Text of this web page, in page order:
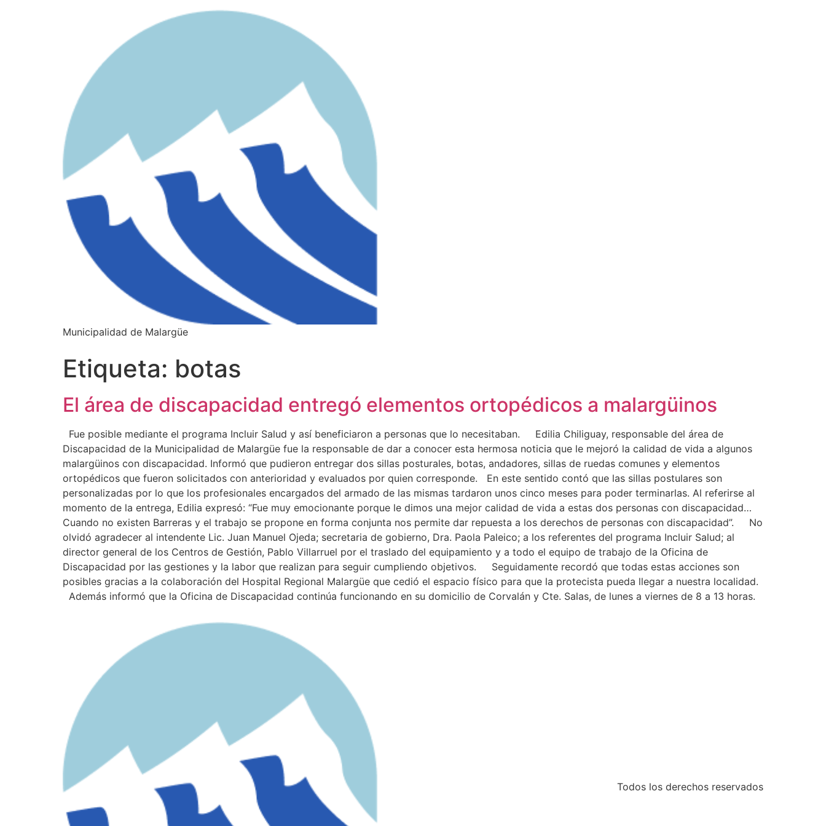
Municipalidad de Malargüe
Etiqueta: botas
El área de discapacidad entregó elementos ortopédicos a malargüinos
Fue posible mediante el programa Incluir Salud y así beneficiaron a personas que lo necesitaban. Edilia Chiliguay, responsable del área de
Discapacidad de la Municipalidad de Malargüe fue la responsable de dar a conocer esta hermosa noticia que le mejoró la calidad de vida a algunos
malargüinos con discapacidad. Informó que pudieron entregar dos sillas posturales, botas, andadores, sillas de ruedas comunes y elementos
ortopédicos que fueron solicitados con anterioridad y evaluados por quien corresponde. En este sentido contó que las sillas postulares son
personalizadas por lo que los profesionales encargados del armado de las mismas tardaron unos cinco meses para poder terminarlas. Al referirse al
momento de la entrega, Edilia expresó: “Fue muy emocionante porque le dimos una mejor calidad de vida a estas dos personas con discapacidad…
Cuando no existen Barreras y el trabajo se propone en forma conjunta nos permite dar repuesta a los derechos de personas con discapacidad”. No
olvidó agradecer al intendente Lic. Juan Manuel Ojeda; secretaria de gobierno, Dra. Paola Paleico; a los referentes del programa Incluir Salud; al
director general de los Centros de Gestión, Pablo Villarruel por el traslado del equipamiento y a todo el equipo de trabajo de la Oficina de
Discapacidad por las gestiones y la labor que realizan para seguir cumpliendo objetivos. Seguidamente recordó que todas estas acciones son
posibles gracias a la colaboración del Hospital Regional Malargüe que cedió el espacio físico para que la protecista pueda llegar a nuestra localidad.
Además informó que la Oficina de Discapacidad continúa funcionando en su domicilio de Corvalán y Cte. Salas, de lunes a viernes de 8 a 13 horas.
Todos los derechos reservados